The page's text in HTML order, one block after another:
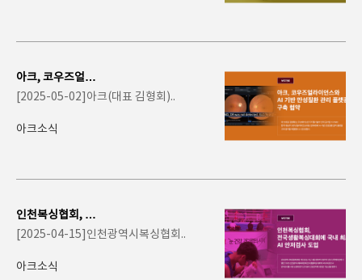
아크, 코우즈얼라
이언스와 AI 기반
만성질환 관리
플..
[2025-05-02]아크(대표 김형회)..
아크소식
인천복싱협회, 전
국생활복싱대회
에 국내 최초 AI
안저..
[2025-04-15]인천광역시복싱협회..
아크소식